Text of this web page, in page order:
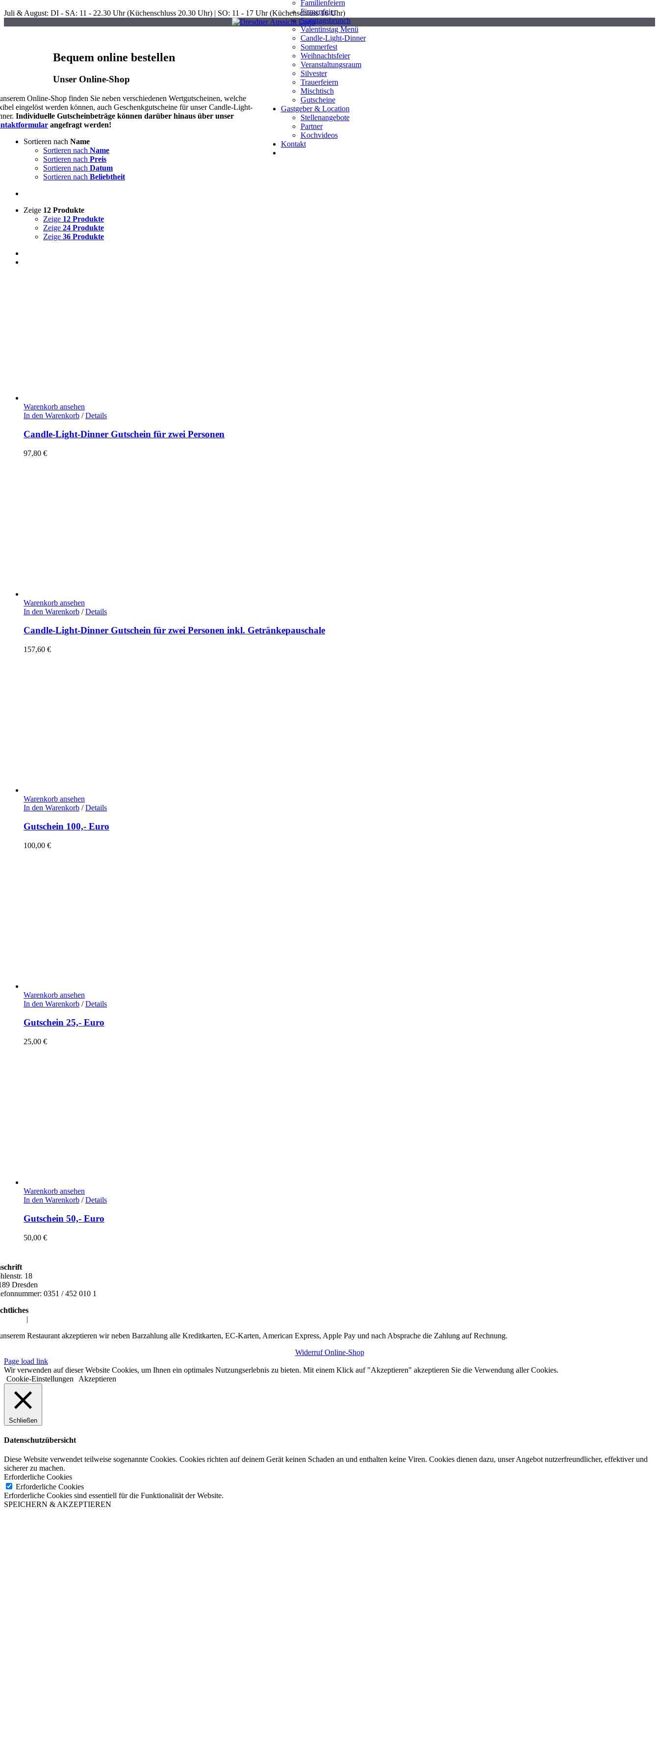
to
content
Juli & August: DI - SA: 11 - 22.30 Uhr (Küchenschluss 20.30 Uhr) | SO: 11 - 17 Uhr (Küchenschluss 16 Uhr)
Familienfeiern
Firmenfeier
Sonntagsbrunch
Valentinstag Menü
Candle-Light-Dinner
Sommerfest
Weihnachtsfeier
Veranstaltungsraum
Silvester
Trauerfeiern
Mischtisch
Gutscheine
Gastgeber & Location
Stellenangebote
Partner
Kochvideos
Kontakt
Bequem online bestellen
Unser Online-Shop
Online-Shop finden Sie neben verschiedenen Wertgutscheinen, welche
eingelöst werden können, auch Geschenkgutscheine für unser Candle-Light-
Individuelle Gutscheinbeträge können darüber hinaus über unser
angefragt werden!
Sortieren nach Name
Sortieren nach Name
Sortieren nach Preis
Sortieren nach Datum
Sortieren nach Beliebtheit
Zeige 12 Produkte
Zeige 12 Produkte
Zeige 24 Produkte
Zeige 36 Produkte
Warenkorb ansehen
In den Warenkorb / Details
Candle-Light-Dinner Gutschein für zwei Personen
97,80 €
Warenkorb ansehen
In den Warenkorb / Details
Candle-Light-Dinner Gutschein für zwei Personen inkl. Getränkepauschale
157,60 €
Warenkorb ansehen
In den Warenkorb / Details
Gutschein 100,- Euro
100,00 €
Warenkorb ansehen
In den Warenkorb / Details
Gutschein 25,- Euro
25,00 €
Warenkorb ansehen
In den Warenkorb / Details
Gutschein 50,- Euro
50,00 €
18
Dresden
0351 / 452 010 1
|
Restaurant akzeptieren wir neben Barzahlung alle Kreditkarten, EC-Karten, American Express, Apple Pay und nach Absprache die Zahlung auf Rechnung.
Widerruf Online-Shop
Page load link
Wir verwenden auf dieser Website Cookies, um Ihnen ein optimales Nutzungserlebnis zu bieten. Mit einem Klick auf "Akzeptieren" akzeptieren Sie die Verwendung aller Cookies.
Cookie-Einstellungen
Akzeptieren
Schließen
Datenschutzübersicht
Diese Website verwendet teilweise sogenannte Cookies. Cookies richten auf deinem Gerät keinen Schaden an und enthalten keine Viren. Cookies dienen dazu, unser Angebot nutzerfreundlicher, effektiver und
sicherer zu machen.
Erforderliche Cookies
Erforderliche Cookies
Erforderliche Cookies sind essentiell für die Funktionalität der Website.
SPEICHERN & AKZEPTIEREN